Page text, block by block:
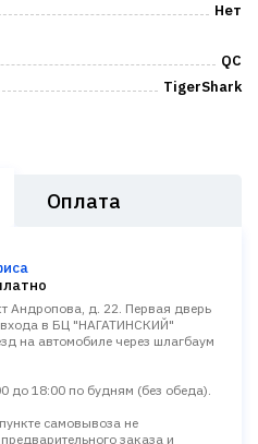
Нет
QC
TigerShark
Оплата
Андропова, д. 22. Первая дверь
входа в БЦ "НАГАТИНСКИЙ"
на автомобиле через шлагбаум
до 18:00 по будням (без обеда).
самовывоза не
заказа и